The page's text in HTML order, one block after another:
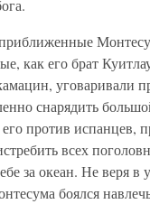
как его брат
уговаривали
снарядить
против испанцев,
всех
за океан. Не веря в
боялся